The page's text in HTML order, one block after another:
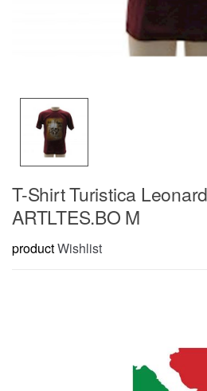
T-Shirt Turistica
ARTLTES.BO M
productWishlist